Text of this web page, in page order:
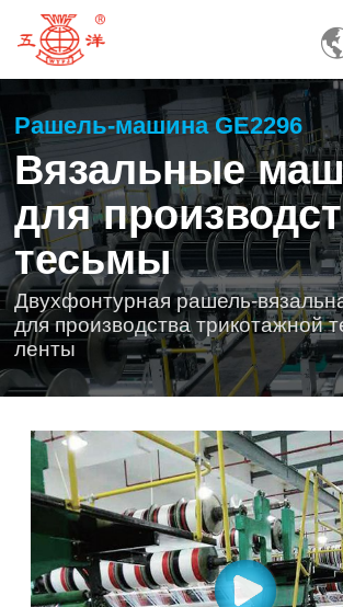
Рашель-машина GE2296
Вязальные
для
тесьмы
Двухфонтурная рашель-
для производства трикотажной
ленты